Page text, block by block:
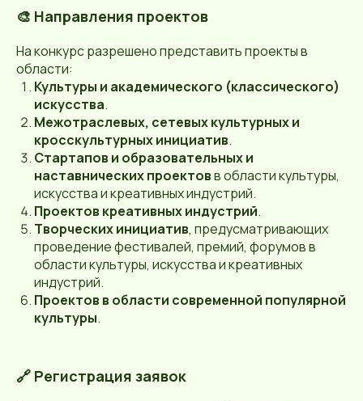
🎨 Направления проектов
На конкурс разрешено представить проекты в
области:
Культуры и академического (классического)
искусства.
Межотраслевых, сетевых культурных и
кросскультурных инициатив.
Стартапов и образовательных и
наставнических проектовв области культуры,
искусства и креативных индустрий.
Проектов креативных индустрий.
Творческих инициатив, предусматривающих
проведение фестивалей, премий, форумов в
области культуры, искусства и креативных
индустрий.
Проектов в области современной популярной
культуры.
🔗 Регистрация заявок